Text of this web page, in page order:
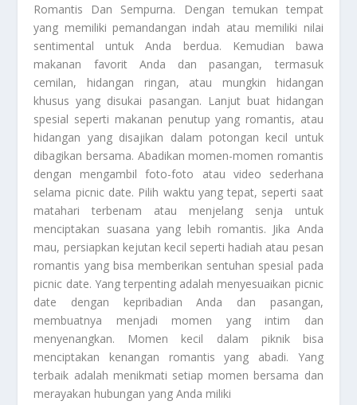
Romantis Dan Sempurna. Dengan temukan tempat
yang memiliki pemandangan indah atau memiliki nilai
sentimental untuk Anda berdua. Kemudian bawa
makanan favorit Anda dan pasangan, termasuk
cemilan, hidangan ringan, atau mungkin hidangan
khusus yang disukai pasangan. Lanjut buat hidangan
spesial seperti makanan penutup yang romantis, atau
hidangan yang disajikan dalam potongan kecil untuk
dibagikan bersama. Abadikan momen-momen romantis
dengan mengambil foto-foto atau video sederhana
selama picnic date. Pilih waktu yang tepat, seperti saat
matahari terbenam atau menjelang senja untuk
menciptakan suasana yang lebih romantis. Jika Anda
mau, persiapkan kejutan kecil seperti hadiah atau pesan
romantis yang bisa memberikan sentuhan spesial pada
picnic date. Yang terpenting adalah menyesuaikan picnic
date dengan kepribadian Anda dan pasangan,
membuatnya menjadi momen yang intim dan
menyenangkan. Momen kecil dalam piknik bisa
menciptakan kenangan romantis yang abadi. Yang
terbaik adalah menikmati setiap momen bersama dan
merayakan hubungan yang Anda miliki